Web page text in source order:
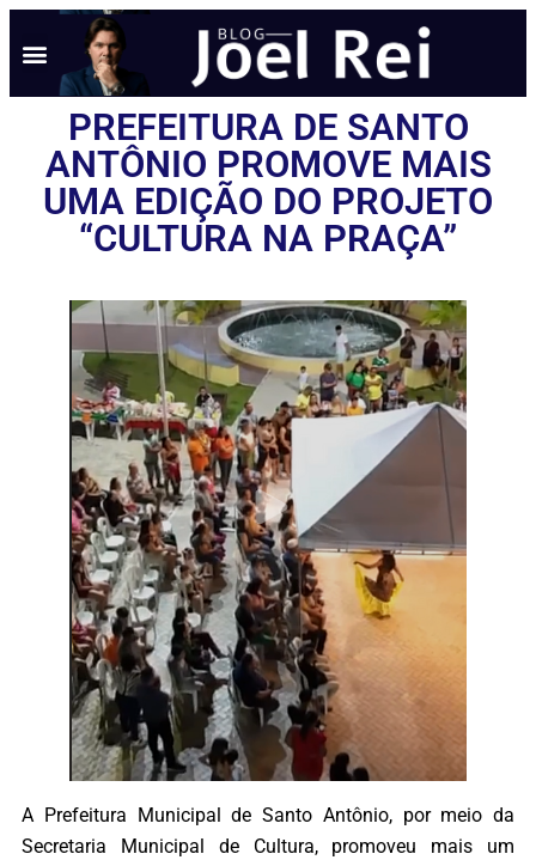
PREFEITURA DE SANTO
ANTÔNIO PROMOVE MAIS
UMA EDIÇÃO DO PROJETO
“CULTURA NA PRAÇA”
A Prefeitura Municipal de Santo Antônio, por meio da
Secretaria Municipal de Cultura, promoveu mais um